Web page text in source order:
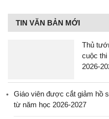
TIN VĂN BẢN MỚI
Thủ
cuộc thi
2026-
Giáo viên được cắt giảm hồ
từ năm học 2026-2027